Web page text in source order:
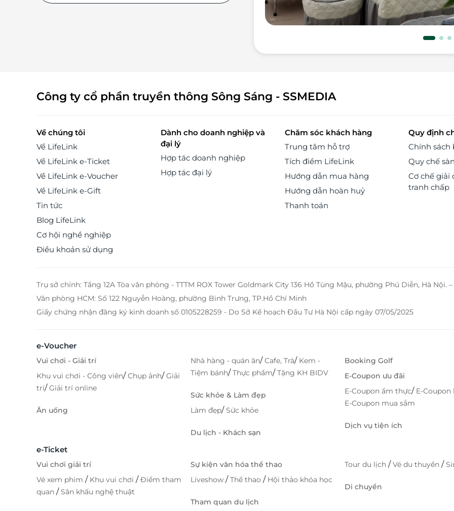
Công ty cổ phần truyền thông Sông Sáng - SSMEDIA
Về chúng tôi
Về LifeLink
Về LifeLink e-Ticket
Về LifeLink e-Voucher
Về LifeLink e-Gift
Tin tức
Blog LifeLink
Cơ hội nghề nghiệp
Điều khoản sử dụng
Dành cho doanh nghiệp và
đại lý
Hợp tác doanh nghiệp
Hợp tác đại lý
Chăm sóc khách hàng
Trung tâm hỗ trợ
Tích điểm LifeLink
Hướng dẫn mua hàng
Hướng dẫn hoàn huỷ
Thanh toán
Quy định
Chính sách
Quy chế
Cơ chế giải
tranh chấp
Trụ sở chính: Tầng 12A Tòa văn phòng - TTTM ROX Tower Goldmark City 136 Hồ Tùng Mậu, phường Phú Diễn, Hà Nội.
Văn phòng HCM: Số 122 Nguyễn Hoàng, phường Bình Trưng, TP.Hồ Chí Minh
Giấy chứng nhận đăng ký kinh doanh số 0105228259 - Do Sở Kế hoạch Đầu Tư Hà Nội cấp ngày 07/05/2025
e-Voucher
Vui chơi - Giải trí
Khu vui chơi - Công viên/Chụp ảnh/Giải
trí/Giải trí online
Ăn uống
Nhà hàng - quán ăn/Cafe, Trà/ Kem -
Tiệm bánh/Thực phẩm/Tặng KH BIDV
Sức khỏe & Làm đẹp
Làm đẹp/Sức khỏe
Du lịch - Khách sạn
Booking Golf
E-Coupon ưu đãi
E-Coupon ẩm thực/ E-Coupon
E-Coupon mua sắm
Dịch vụ tiện ích
e-Ticket
Vui chơi giải trí
Vé xem phim / Khu vui chơi /Điểm tham
quan /Sân khấu nghệ thuật
Sự kiện văn hóa thể thao
Liveshow /Thể thao / Hội thảo khóa học
Tham quan du lịch
Tour du lịch /Vé du thuyền /
Di chuyển